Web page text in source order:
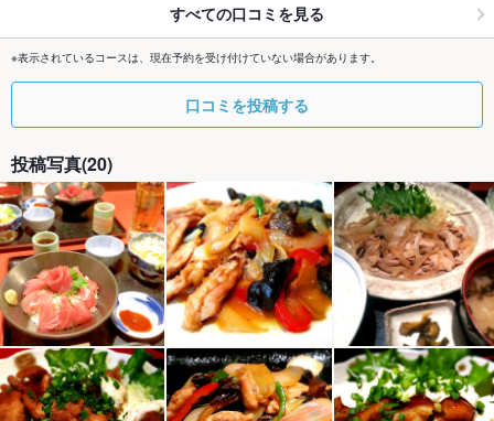
すべての口コミを見る
※表示されているコースは、現在予約を受け付けていない場合があります。
口コミを投稿する
投稿写真(20)